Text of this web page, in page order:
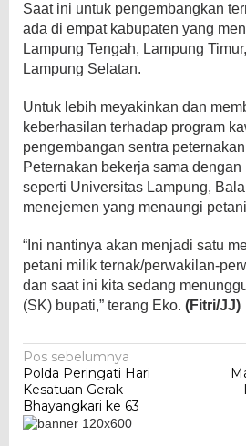
Saat ini untuk pengembangkan
ada di empat kabupaten yang
Lampung Tengah, Lampung
Lampung Selatan.
Untuk lebih meyakinkan dan
keberhasilan terhadap program
pengembangan sentra
Peternakan bekerja sama
seperti Universitas Lampung,
menejemen yang menaungi
“Ini nantinya akan menjadi satu
petani milik ternak/perwakilan-
dan saat ini kita sedang
(SK) bupati,” terang Eko. (Fitri/JJ)
Navigasi
pos
Pos sebelumnya
Polda Peringati Hari
Kesatuan Gerak
Bhayangkari ke 63